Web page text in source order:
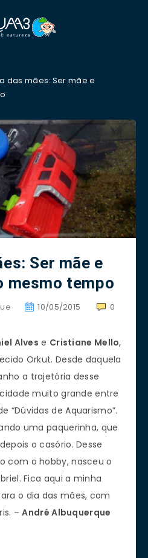
das mães: Ser mãe e
Ser mãe e
mesmo tempo
10/05/2015 0
Alves e Cristiane Mello,
Orkut. Desde daquela
a trajetória desse
muito grande entre
“Dúvidas de Aquarismo”.
uma paquerinha, que
o casório. Desse
com o hobby, nasceu o
Fica aqui a minha
o dia das mães, com
–André Albuquerque